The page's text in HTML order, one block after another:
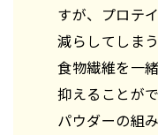
すが、プロテ
減らしてしま
食物繊維を一
抑えることが
パウダーの組